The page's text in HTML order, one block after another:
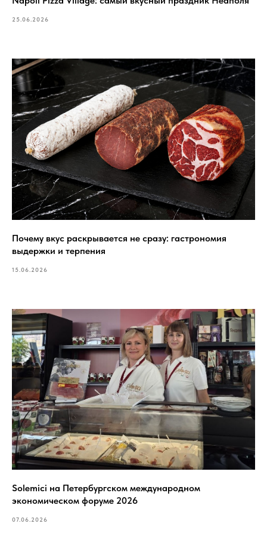
25.06.2026
Почему вкус раскрывается не сразу: гастрономия
выдержки и терпения
15.06.2026
Solemici на Петербургском международном
экономическом форуме 2026
07.06.2026